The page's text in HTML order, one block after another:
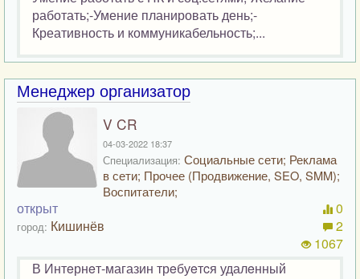
работать;-Умение планировать день;-
Креативность и коммуникабельность;...
Менеджер организатор
V CR
04-03-2022 18:37
Специализация: Социальные сети; Реклама
в сети; Прочее (Продвижение, SEO, SMM);
Воспитатели;
открыт
город: Кишинёв
0
2
1067
В Интeрнeт-магазин трeбуeтcя удалeнный